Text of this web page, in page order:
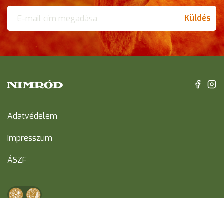
Küldés
Adatvédelem
Impresszum
ÁSZF